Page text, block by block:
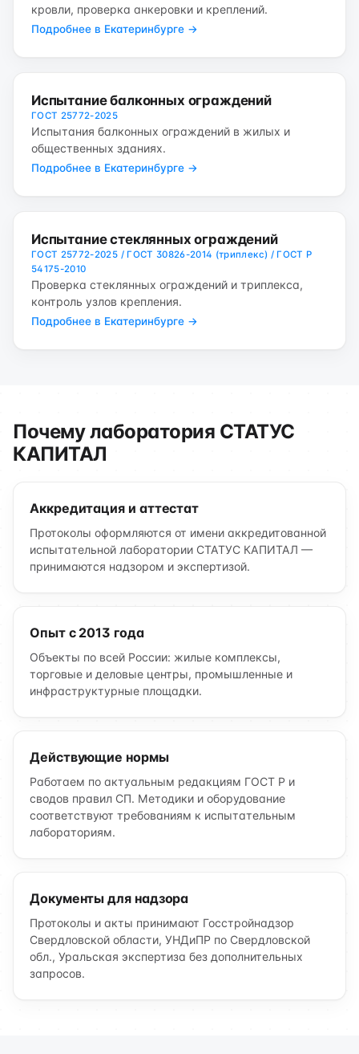
кровли, проверка анкеровки и креплений.
Подробнее в Екатеринбурге →
Испытание балконных ограждений
ГОСТ 25772-2025
Испытания балконных ограждений в жилых и
общественных зданиях.
Подробнее в Екатеринбурге →
Испытание стеклянных ограждений
ГОСТ 25772-2025 / ГОСТ 30826-2014 (триплекс) / ГОСТ Р
54175-2010
Проверка стеклянных ограждений и триплекса,
контроль узлов крепления.
Подробнее в Екатеринбурге →
Почему лаборатория СТАТУС
КАПИТАЛ
Аккредитация и аттестат
Протоколы оформляются от имени аккредитованной
испытательной лаборатории СТАТУС КАПИТАЛ —
принимаются надзором и экспертизой.
Опыт с 2013 года
Объекты по всей России: жилые комплексы,
торговые и деловые центры, промышленные и
инфраструктурные площадки.
Действующие нормы
Работаем по актуальным редакциям ГОСТ Р и
сводов правил СП. Методики и оборудование
соответствуют требованиям к испытательным
лабораториям.
Документы для надзора
Протоколы и акты принимают Госстройнадзор
Свердловской области, УНДиПР по Свердловской
обл., Уральская экспертиза без дополнительных
запросов.